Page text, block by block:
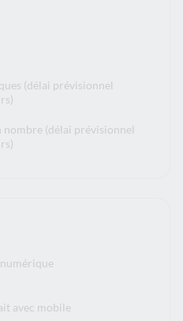
(délai prévisionnel
nombre (délai prévisionnel
avec mobile